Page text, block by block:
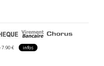
€ infos